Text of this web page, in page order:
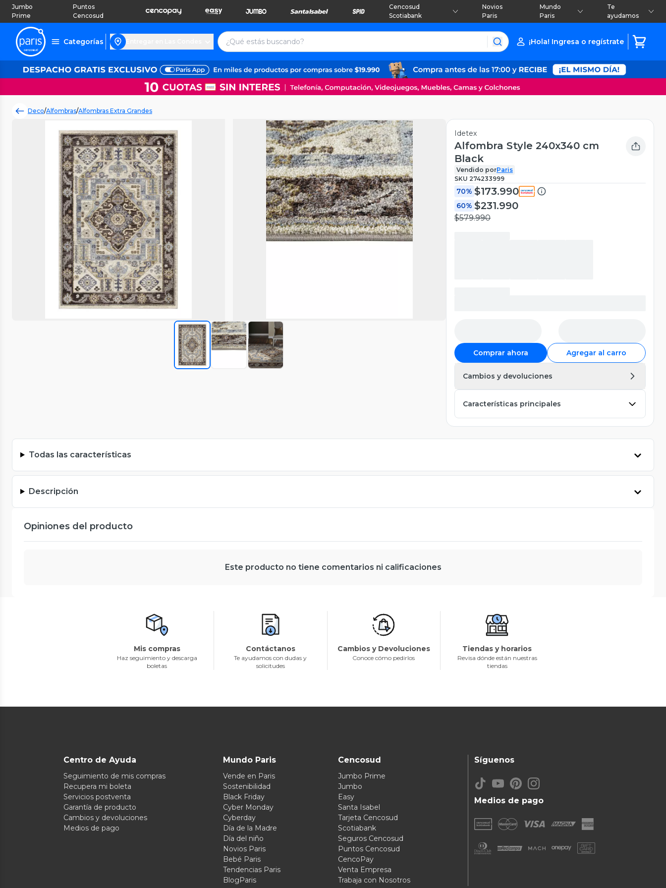
Jumbo
Prime
Puntos
Cencosud
Cencosud
Scotiabank
Novios
Paris
Mundo
Paris
Te
ayudamos
Categorías ¡Hola! Ingresa o regístrate
Deco/Alfombras/Alfombras Extra Grandes
Idetex
Alfombra Style 240x340 cm
Black
Vendido porParis
SKU 274233999
70% $173.990
60% $231.990
$579.990
Comprar ahora Agregar al carro
Cambios y devoluciones
Características principales
Todas las características
Descripción
Opiniones del producto
Este producto no tiene comentarios ni calificaciones
Mis compras
Haz seguimiento y descarga
boletas
Contáctanos
Te ayudamos con dudas y
solicitudes
Cambios y Devoluciones
Conoce cómo pedirlos
Tiendas y horarios
Revisa dónde están nuestras
tiendas
Centro de Ayuda
Seguimiento de mis compras
Recupera mi boleta
Servicios postventa
Garantía de producto
Cambios y devoluciones
Medios de pago
Mundo Paris
Vende en Paris
Sostenibilidad
Black Friday
Cyber Monday
Cyberday
Día de la Madre
Día del niño
Novios Paris
Bebé Paris
Tendencias Paris
BlogParis
Cencosud
Jumbo Prime
Jumbo
Easy
Santa Isabel
Tarjeta Cencosud
Scotiabank
Seguros Cencosud
Puntos Cencosud
CencoPay
Venta Empresa
Trabaja con Nosotros
Medios de pago
Síguenos